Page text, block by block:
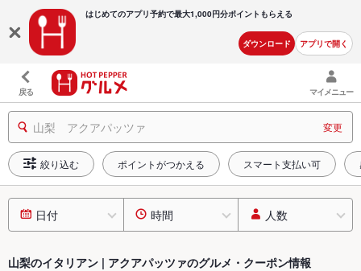
はじめてのアプリ予約で最大1,000円分ポイントもらえる
ダウンロード アプリで開く
戻る マイメニュー
山梨 アクアパッツァ 変更
絞り込む ポイントがつかえる スマート支払い可
日付 時間 人数
山梨のイタリアン | アクアパッツァのグルメ・クーポン情報